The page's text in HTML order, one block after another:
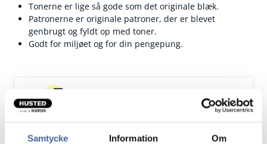
Samtycke Information Om
Tonerne er lige så gode som det originale blæk.
Patronerne er originale patroner, der er blevet
genbrugt og fyldt op med toner.
Godt for miljøet og for din pengepung.
Afsendelse samme dag ved bestilling
inden kl 10